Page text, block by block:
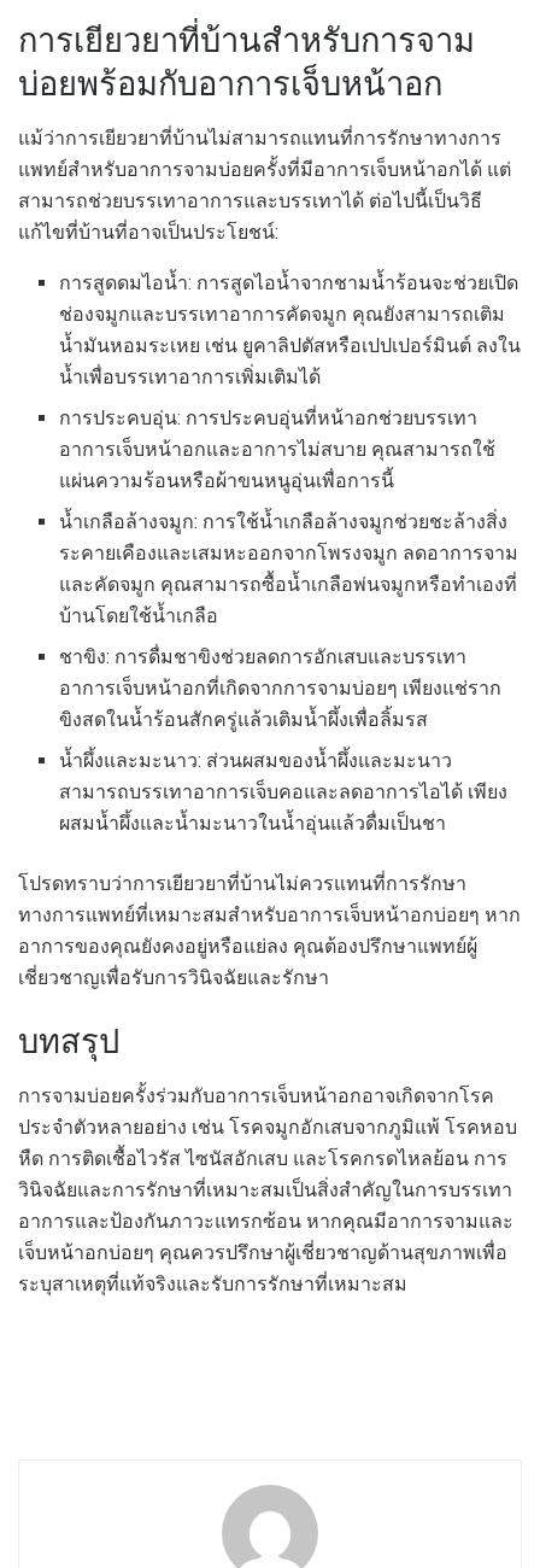
การเยียวยาที่บ้านสำหรับการจาม
บ่อยพร้อมกับอาการเจ็บหน้าอก
แม้ว่าการเยียวยาที่บ้านไม่สามารถแทนที่การรักษาทางการ
แพทย์สำหรับอาการจามบ่อยครั้งที่มีอาการเจ็บหน้าอกได้ แต่
สามารถช่วยบรรเทาอาการและบรรเทาได้ ต่อไปนี้เป็นวิธี
แก้ไขที่บ้านที่อาจเป็นประโยชน์:
การสูดดมไอน้ำ: การสูดไอน้ำจากชามน้ำร้อนจะช่วยเปิด
ช่องจมูกและบรรเทาอาการคัดจมูก คุณยังสามารถเติม
น้ำมันหอมระเหย เช่น ยูคาลิปตัสหรือเปปเปอร์มินต์ ลงใน
น้ำเพื่อบรรเทาอาการเพิ่มเติมได้
การประคบอุ่น: การประคบอุ่นที่หน้าอกช่วยบรรเทา
อาการเจ็บหน้าอกและอาการไม่สบาย คุณสามารถใช้
แผ่นความร้อนหรือผ้าขนหนูอุ่นเพื่อการนี้
น้ำเกลือล้างจมูก: การใช้น้ำเกลือล้างจมูกช่วยชะล้างสิ่ง
ระคายเคืองและเสมหะออกจากโพรงจมูก ลดอาการจาม
และคัดจมูก คุณสามารถซื้อน้ำเกลือพ่นจมูกหรือทำเองที่
บ้านโดยใช้น้ำเกลือ
ชาขิง: การดื่มชาขิงช่วยลดการอักเสบและบรรเทา
อาการเจ็บหน้าอกที่เกิดจากการจามบ่อยๆ เพียงแช่ราก
ขิงสดในน้ำร้อนสักครู่แล้วเติมน้ำผึ้งเพื่อลิ้มรส
น้ำผึ้งและมะนาว: ส่วนผสมของน้ำผึ้งและมะนาว
สามารถบรรเทาอาการเจ็บคอและลดอาการไอได้ เพียง
ผสมน้ำผึ้งและน้ำมะนาวในน้ำอุ่นแล้วดื่มเป็นชา
โปรดทราบว่าการเยียวยาที่บ้านไม่ควรแทนที่การรักษา
ทางการแพทย์ที่เหมาะสมสำหรับอาการเจ็บหน้าอกบ่อยๆ หาก
อาการของคุณยังคงอยู่หรือแย่ลง คุณต้องปรึกษาแพทย์ผู้
เชี่ยวชาญเพื่อรับการวินิจฉัยและรักษา
บทสรุป
การจามบ่อยครั้งร่วมกับอาการเจ็บหน้าอกอาจเกิดจากโรค
ประจำตัวหลายอย่าง เช่น โรคจมูกอักเสบจากภูมิแพ้ โรคหอบ
หืด การติดเชื้อไวรัส ไซนัสอักเสบ และโรคกรดไหลย้อน การ
วินิจฉัยและการรักษาที่เหมาะสมเป็นสิ่งสำคัญในการบรรเทา
อาการและป้องกันภาวะแทรกซ้อน หากคุณมีอาการจามและ
เจ็บหน้าอกบ่อยๆ คุณควรปรึกษาผู้เชี่ยวชาญด้านสุขภาพเพื่อ
ระบุสาเหตุที่แท้จริงและรับการรักษาที่เหมาะสม